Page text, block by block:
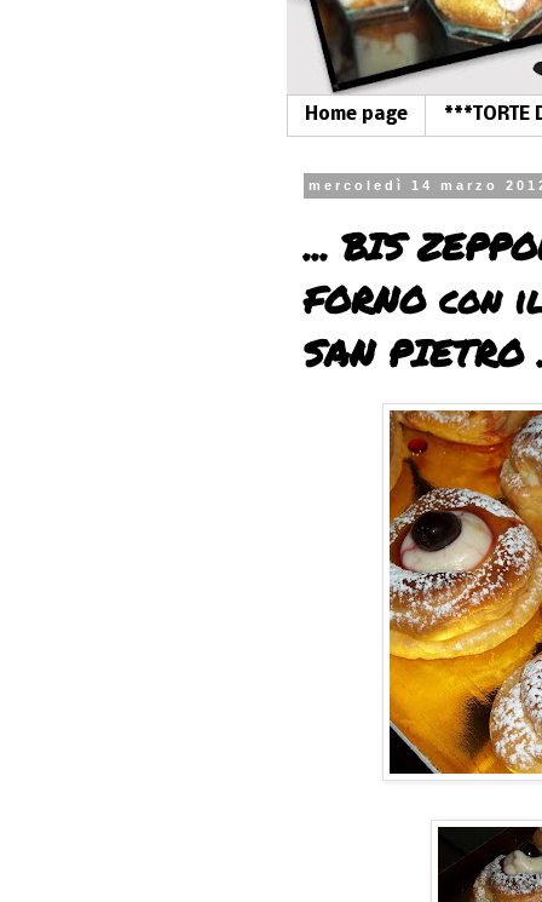
Home page ***TORTE
mercoledì 14 marzo
... BIS
FORNO con
SAN